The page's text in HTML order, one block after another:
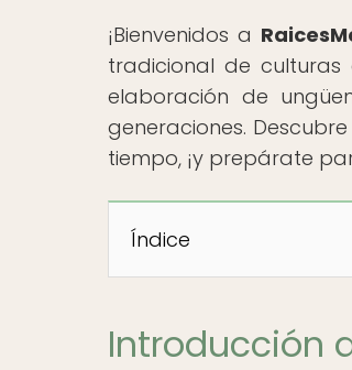
¡Bienvenidos a
tradicional de
elaboración de
generaciones.
tiempo, ¡y prepárate
Índice
Introducción